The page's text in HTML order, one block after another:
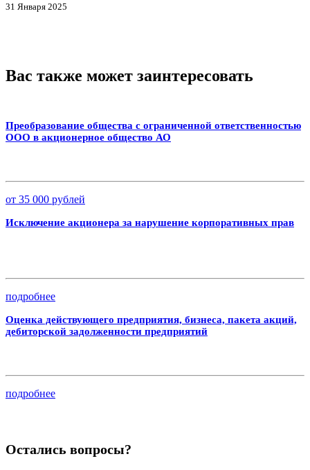
31 Января 2025
Вас также может заинтересовать
Преобразование общества с ограниченной ответственностью
ООО в акционерное общество АО
от 35 000 рублей
Исключение акционера за нарушение корпоративных прав
подробнее
Оценка действующего предприятия, бизнеса, пакета акций,
дебиторской задолженности предприятий
подробнее
Остались вопросы?